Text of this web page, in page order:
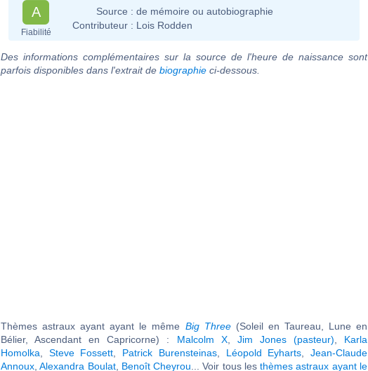
A
Fiabilité
Source : de mémoire ou autobiographie
Contributeur : Lois Rodden
Des informations complémentaires sur la source de l'heure de naissance sont
parfois disponibles dans l'extrait de biographie ci-dessous.
Thèmes astraux ayant ayant le même Big Three(Soleil en Taureau, Lune en
Bélier, Ascendant en Capricorne) : Malcolm X, Jim Jones (pasteur)
Karla
Homolka
Steve Fossett Patrick Burensteinas, Léopold Eyharts ,Jean-Claude
Annoux ,Alexandra Boulat, Benoît Cheyrou ... Voir tous lesthèmes astraux ayant le